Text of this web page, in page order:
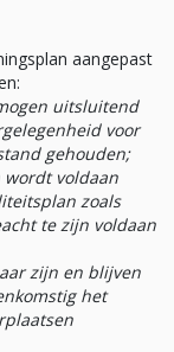
aangepast
uitsluitend
voor
gehouden;
voldaan
zoals
te zijn voldaan
zijn en blijven
het